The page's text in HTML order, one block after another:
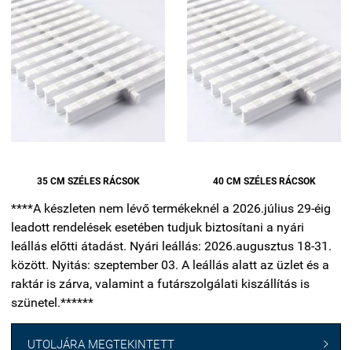
35 CM SZÉLES RÁCSOK 40 CM SZÉLES RÁCSOK
****A készleten nem lévő termékeknél a 2026.július 29-éig
leadott rendelések esetében tudjuk biztosítani a nyári
leállás előtti átadást. Nyári leállás: 2026.augusztus 18-31.
között. Nyitás: szeptember 03. A leállás alatt az üzlet és a
raktár is zárva, valamint a futárszolgálati kiszállítás is
szünetel.******
UTOLJÁRA MEGTEKINTETT 